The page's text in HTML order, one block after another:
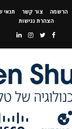
הרשמה צור קשר תנאי
הצהרת נגישות